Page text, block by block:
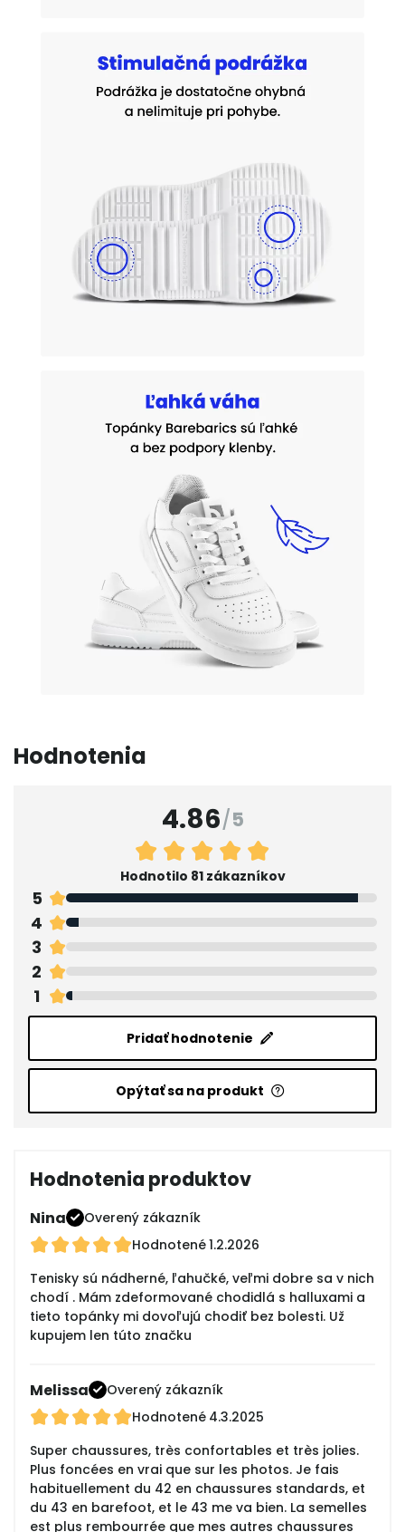
Hodnotenia
4.86/5
Hodnotilo 81 zákazníkov
5
4
3
2
1
Pridať hodnotenie
Opýtať sa na produkt
Hodnotenia produktov
Nina
Overený zákazník
Hodnotené1.2.2026
Tenisky sú nádherné, ľahučké, veľmi dobre sa v nich
chodí . Mám zdeformované chodidlá s halluxami a
tieto topánky mi dovoľujú chodiť bez bolesti. Už
kupujem len túto značku
Melissa
Overený zákazník
Hodnotené 4.3.2025
Super chaussures, très confortables et très jolies.
Plus foncées en vrai que sur les photos. Je fais
habituellement du 42 en chaussures standards, et
du 43 en barefoot, et le 43 me va bien. La semelles
est plus rembourrée que mes autres chaussures